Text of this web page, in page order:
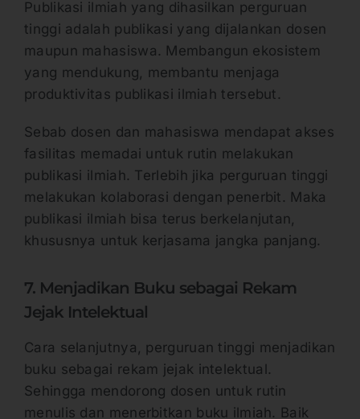
Publikasi ilmiah yang dihasilkan perguruan
tinggi adalah publikasi yang dijalankan dosen
maupun mahasiswa. Membangun ekosistem
yang mendukung, membantu menjaga
produktivitas publikasi ilmiah tersebut.
Sebab dosen dan mahasiswa mendapat akses
fasilitas memadai untuk rutin melakukan
publikasi ilmiah. Terlebih jika perguruan tinggi
melakukan kolaborasi dengan penerbit. Maka
publikasi ilmiah bisa terus berkelanjutan,
khususnya untuk kerjasama jangka panjang.
7. Menjadikan Buku sebagai Rekam
Jejak Intelektual
Cara selanjutnya, perguruan tinggi menjadikan
buku sebagai rekam jejak intelektual.
Sehingga mendorong dosen untuk rutin
menulis dan menerbitkan buku ilmiah. Baik